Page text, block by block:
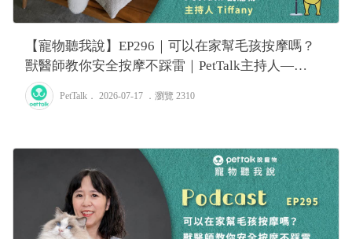
【寵物聽我說】EP296｜可以在家幫毛孩按摩嗎？
獸醫師教你安全按摩不踩雷｜PetTalk主持人—
Tiffany
PetTalk ． 2026-07-17 ． 瀏覽 2310